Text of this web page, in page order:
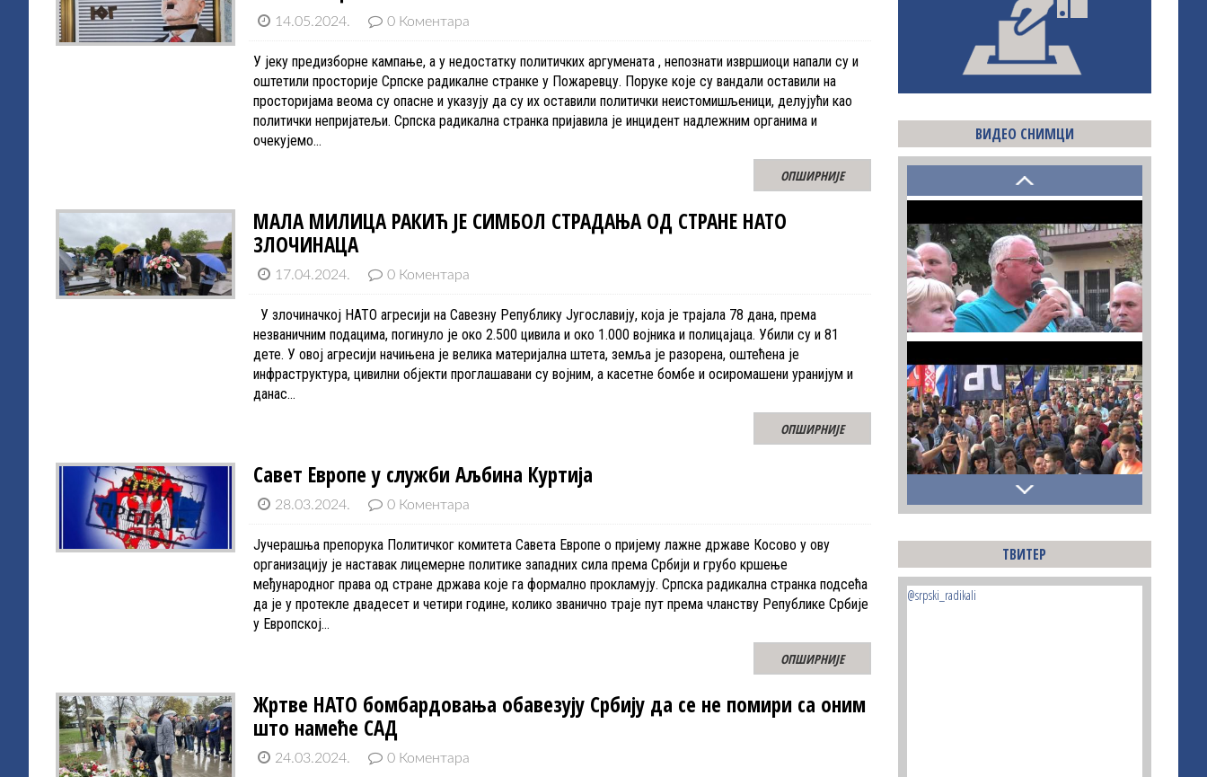
14.05.2024. 0 Коментара
У јеку предизборне кампање, а у недостатку политичких аргумената , непознати извршиоци напали су и
оштетили просторије Српске радикалне странке у Пожаревцу. Поруке које су вандали оставили на
просторијама веома су опасне и указују да су их оставили политички неистомишљеници, делујући као
политички непријатељи. Српска радикална странка пријавила је инцидент надлежним органима и
очекујемо…
ОПШИРНИЈЕ
МАЛА МИЛИЦА РАКИЋ ЈЕ СИМБОЛ СТРАДАЊА ОД СТРАНЕ НАТО
ЗЛОЧИНАЦА
17.04.2024. 0 Коментара
У злочиначкој НАТО агресији на Савезну Републику Југославију, која је трајала 78 дана, према
незваничним подацима, погинуло је око 2.500 цивила и око 1.000 војника и полицајаца. Убили су и 81
дете. У овој агресији начињена је велика материјална штета, земља је разорена, оштећена је
инфраструктура, цивилни објекти проглашавани су војним, а касетне бомбе и осиромашени уранијум и
данас…
ОПШИРНИЈЕ
Савет Европе у служби Аљбина Куртија
28.03.2024. 0 Коментара
Јучерашња препорука Политичког комитета Савета Европе о пријему лажне државе Косово у ову
организацију је наставак лицемерне политике западних сила према Србији и грубо кршење
међународног права од стране држава које га формално прокламују. Српска радикална странка подсећа
да је у протекле двадесет и четири године, колико званично траје пут према чланству Републике Србије
у Европској…
ОПШИРНИЈЕ
Жртве НАТО бомбардовања обавезују Србију да се не помири са оним
што намеће САД
24.03.2024. 0 Коментара
ВИДЕО СНИМЦИ
ТВИТЕР
@srpski_radikali